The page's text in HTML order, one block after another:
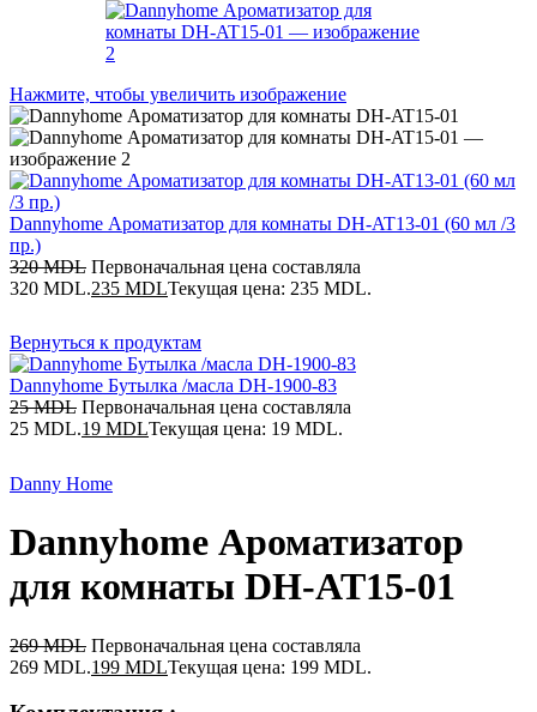
Нажмите, чтобы увеличить изображение
Dannyhome Ароматизатор для комнаты DH-AT13-01 (60 мл /3
пр.)
320MDL Первоначальная цена составляла
320 MDL.235 MDLТекущая цена: 235 MDL.
Вернуться к продуктам
Dannyhome Бутылка /масла DH-1900-83
25MDL Первоначальная цена составляла
25 MDL.19 MDLТекущая цена: 19 MDL.
Danny Home
Dannyhome Ароматизатор
для комнаты DH-AT15-01
269MDL Первоначальная цена составляла
269 MDL.199 MDLТекущая цена: 199 MDL.